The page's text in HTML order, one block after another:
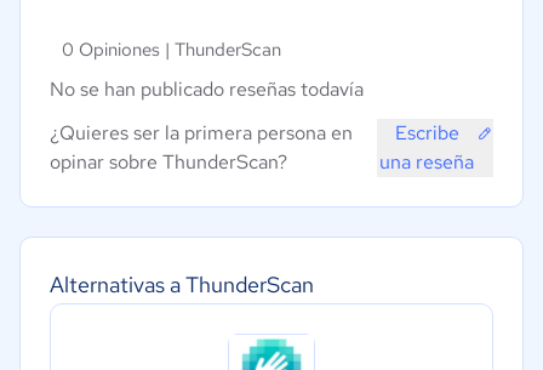
Alternativas a ThunderScan
0 Opiniones | ThunderScan
No se han publicado reseñas todavía
¿Quieres ser la primera persona en
opinar sobre ThunderScan?
Escribe
una reseña